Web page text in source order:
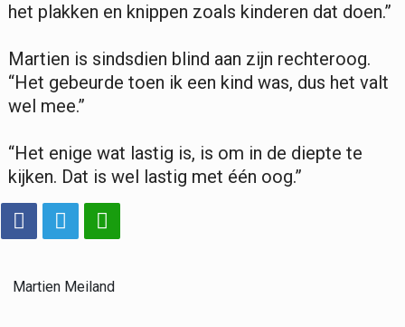
het plakken en knippen zoals kinderen dat doen.”
Martien is sindsdien blind aan zijn rechteroog.
“Het gebeurde toen ik een kind was, dus het valt
wel mee.”
“Het enige wat lastig is, is om in de diepte te
kijken. Dat is wel lastig met één oog.”
Martien Meiland